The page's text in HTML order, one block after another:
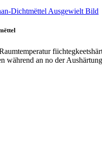
während an no der